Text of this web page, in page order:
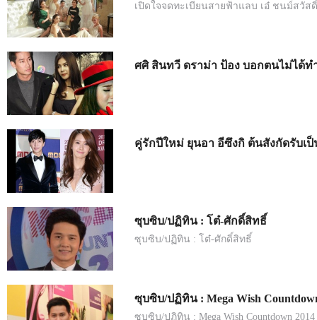
เปิดใจจดทะเบียนสายฟ้าแลบ เอ๋ ชนม์สวัส
ศศิ สินทวี ดราม่า ป้อง บอกตนไม่ได้ท
คู่รักปีใหม่ ยุนอา อีซึงกิ ต้นสังกัดรับเ
ซุบซิบ/ปฏิทิน : โต๋-ศักดิ์สิทธิ์
ซุบซิบ/ปฏิทิน : โต๋-ศักดิ์สิทธิ์
ซุบซิบ/ปฏิทิน : Mega Wish
ซุบซิบ/ปฏิทิน : Mega Wish Countdown 2014